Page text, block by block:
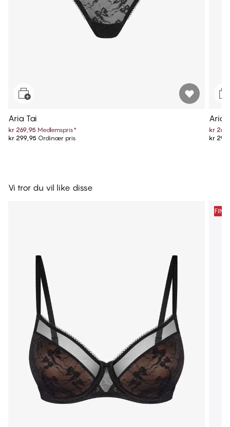
Aria Tai
kr 269,95 Medlemspris*
kr 299,95 Ordinær pris
Aria
kr
kr
Vi tror du vil like disse